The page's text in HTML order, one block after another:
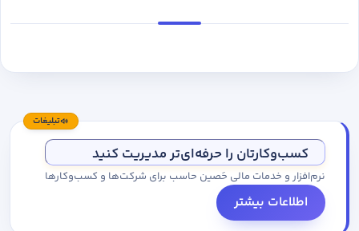
تبلیغات
کسب‌وکارتان را حرفه‌ای‌تر مدیریت کنید
نرم‌افزار و خدمات مالی حَصین حاسب برای شرکت‌ها و کسب‌وکارها
اطلاعات بیشتر